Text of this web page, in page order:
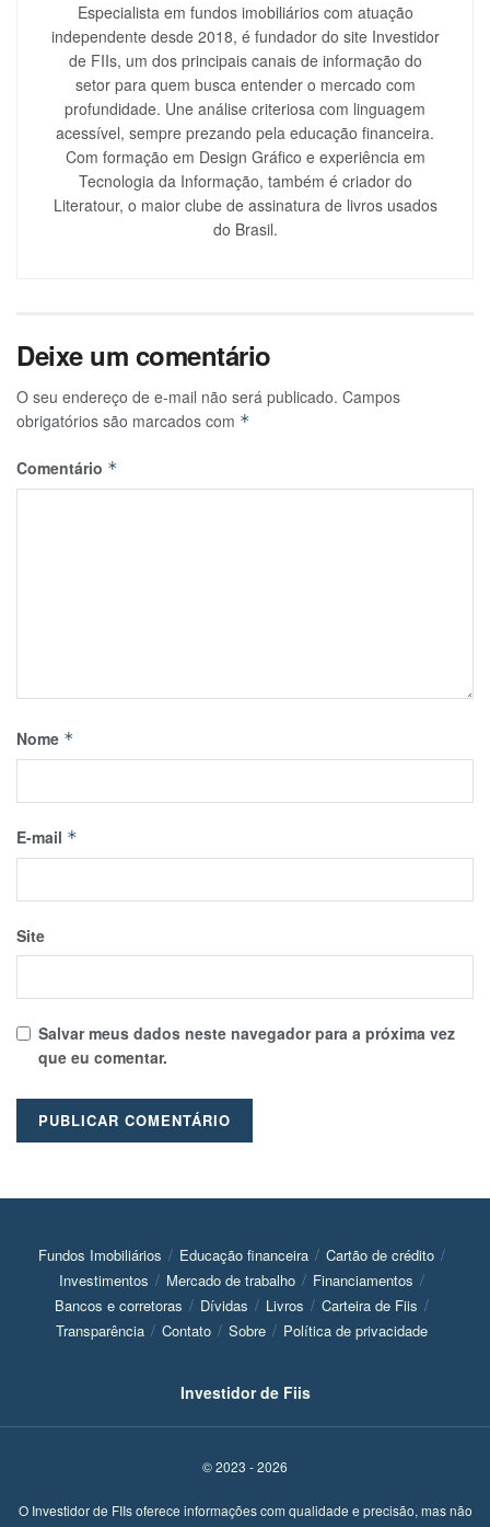
Especialista em fundos imobiliários com atuação
independente desde 2018, é fundador do site Investidor
de FIIs, um dos principais canais de informação do
setor para quem busca entender o mercado com
profundidade. Une análise criteriosa com linguagem
acessível, sempre prezando pela educação financeira.
Com formação em Design Gráfico e experiência em
Tecnologia da Informação, também é criador do
Literatour, o maior clube de assinatura de livros usados
do Brasil.
Deixe um comentário
O seu endereço de e-mail não será publicado. Campos
obrigatórios são marcados com *
Comentário *
Nome *
E-mail *
Site
Salvar meus dados neste navegador para a próxima vez
que eu comentar.
Fundos Imobiliários Educação financeira
Cartão de crédito
Investimentos
Mercado de trabalho
Financiamentos
Bancos e corretoras
Dívidas Livros
Carteira de Fiis
Transparência
Contato Sobre Política de privacidade
Investidor de Fiis
© 2023 - 2026
O Investidor de FIIs oferece informações com qualidade e precisão, mas não